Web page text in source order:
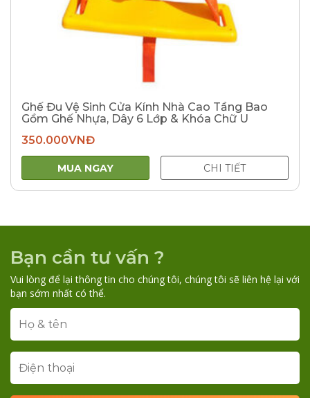
Ghế Đu Vệ Sinh Cửa Kính Nhà Cao Tầng Bao
Gồm Ghế Nhựa, Dây 6 Lớp & Khóa Chữ U
350.000VNĐ
MUA NGAY CHI TIẾT
Bạn cần tư vấn ?
Vui lòng để lại thông tin cho chúng tôi, chúng tôi sẽ liên hệ lại với
bạn sớm nhất có thể.